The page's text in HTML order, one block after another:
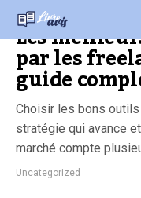
Les
par les
guide
Choisir les bons
stratégie qui avance
marché compte
Uncategorized